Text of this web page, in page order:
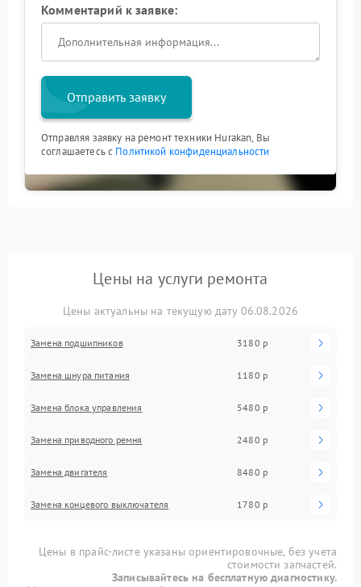
Комментарий к заявке:
Отправить заявку
Отправляя заявку на ремонт техники Hurakan, Вы
соглашаетесь с Политикой конфиденциальности
Цены на услуги ремонта
Цены актуальны на текущую дату 06.08.2026
Замена подшипников 3180 р
Замена шнура питания 1180 р
Замена блока управления 5480 р
Замена приводного ремня 2480 р
Замена двигателя 8480 р
Замена концевого выключателя 1780 р
Цены в прайс-листе указаны ориентировочные, без учета
стоимости запчастей.
Записывайтесь на бесплатную диагностику.